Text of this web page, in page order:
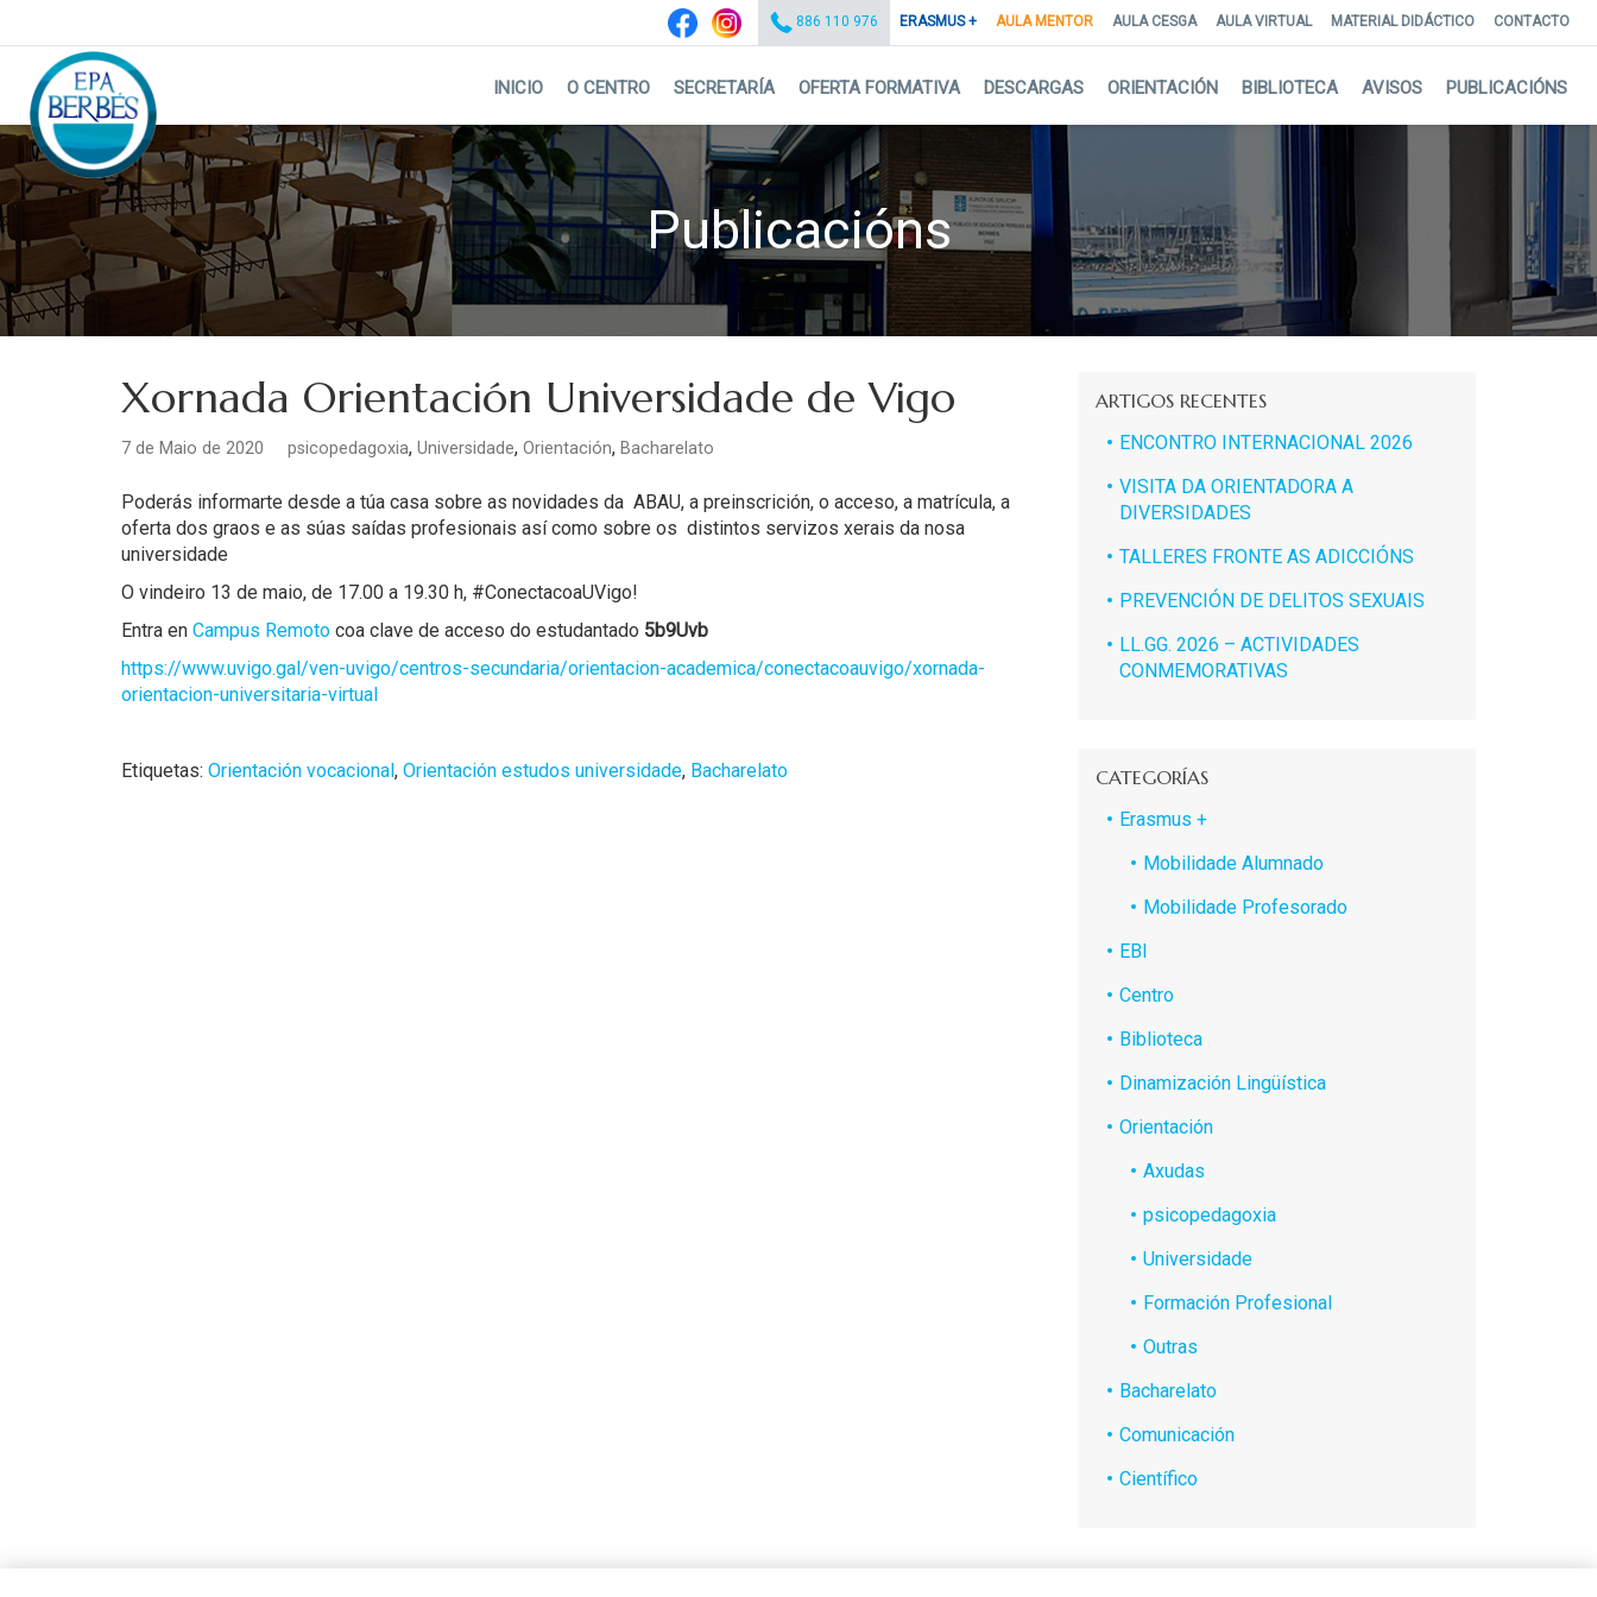
content
CONTACTO
MATERIAL DIDÁCTICO
AULA VIRTUAL
AULA CESGA
AULA MENTOR
ERASMUS +
886 110 976
INICIO O CENTRO SECRETARÍA OFERTA FORMATIVA DESCARGAS ORIENTACIÓN BIBLIOTECA AVISOS PUBLICACIÓNS
Publicacións
Xornada Orientación Universidade de Vigo
7 de Maio de 2020 psicopedagoxia, Universidade, Orientación, Bacharelato
Poderás informarte desde a túa casa sobre as novidades da ABAU, a preinscrición, o acceso, a matrícula, a
oferta dos graos e as súas saídas profesionais así como sobre os distintos servizos xerais da nosa
universidade
O vindeiro 13 de maio, de 17.00 a 19.30 h, #ConectacoaUVigo!
Entra en Campus Remoto coa clave de acceso do estudantado 5b9Uvb
https://www.uvigo.gal/ven-uvigo/centros-secundaria/orientacion-academica/conectacoauvigo/xornada-
orientacion-universitaria-virtual
Etiquetas: Orientación vocacional, Orientación estudos universidade, Bacharelato
ARTIGOS RECENTES
ENCONTRO INTERNACIONAL 2026
VISITA DA ORIENTADORA A
DIVERSIDADES
TALLERES FRONTE AS ADICCIÓNS
PREVENCIÓN DE DELITOS SEXUAIS
LL.GG. 2026 – ACTIVIDADES
CONMEMORATIVAS
CATEGORÍAS
Erasmus +
Mobilidade Alumnado
Mobilidade Profesorado
EBI
Centro
Biblioteca
Dinamización Lingüística
Orientación
Axudas
psicopedagoxia
Universidade
Formación Profesional
Outras
Bacharelato
Comunicación
Científico